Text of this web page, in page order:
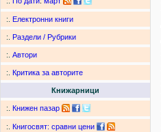
:. Електронни книги
:. Раздели / Рубрики
:. Автори
:. Критика за авторите
Книжарници
:. Книжен пазар
:. Книгосвят: сравни цени